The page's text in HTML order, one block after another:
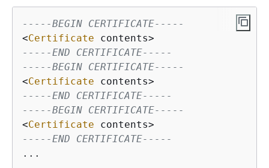
-----BEGIN CERTIFICATE-----
<Certificate
-----END CERTIFICATE-----
-----BEGIN CERTIFICATE-----
<Certificate
-----END CERTIFICATE-----
-----BEGIN CERTIFICATE-----
<Certificate
-----END CERTIFICATE-----
...